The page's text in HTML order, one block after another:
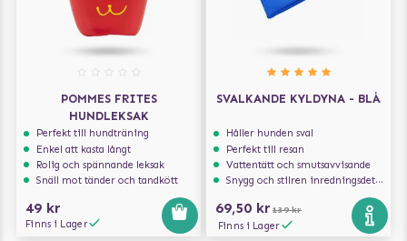
POMMES FRITES
HUNDLEKSAK
Perfekt till hundträning
Enkel att kasta långt
Rolig och spännande leksak
Snäll mot tänder och tandkött
49 kr
Finns i Lager
SVALKANDE KYLDYNA - BLÅ
Håller hunden sval
Perfekt till resan
Vattentätt och smutsavvisande
Snygg och stilren inredningsdetalj
69,50 kr 139 kr
Finns i Lager